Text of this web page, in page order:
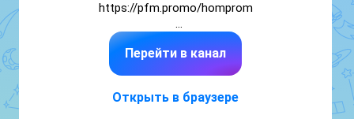
https://pfm.promo/homprom
по рекламе https://telega.in/m/HomProm
Перейти в канал
Открыть в браузере